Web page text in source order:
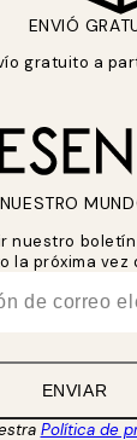
ENVIÓ
gratuito a
nuestro
la próxima
ENVIAR
Política de